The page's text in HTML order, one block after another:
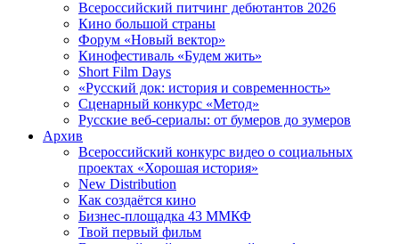
Всероссийский питчинг дебютантов 2026
Кино большой страны
Форум «Новый вектор»
Кинофестиваль «Будем жить»
Short Film Days
«Русский док: история и современность»
Сценарный конкурс «Метод»
Русские веб-сериалы: от бумеров до зумеров
Архив
Всероссийский конкурс видео о социальных
проектах «Хорошая история»
New Distribution
Как создаётся кино
Бизнес-площадка 43 ММКФ
Твой первый фильм